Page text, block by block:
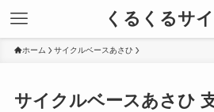
くるくるサ
ホーム サイクルベースあさひ
サイクルベースあさひ